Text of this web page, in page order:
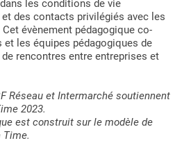
les conditions de vie
des contacts privilégiés avec les
évènement pédagogique co-
les équipes pédagogiques de
de rencontres entre entreprises et
Réseau et Intermarché soutiennent
2023.
est construit sur le modèle de
Time.